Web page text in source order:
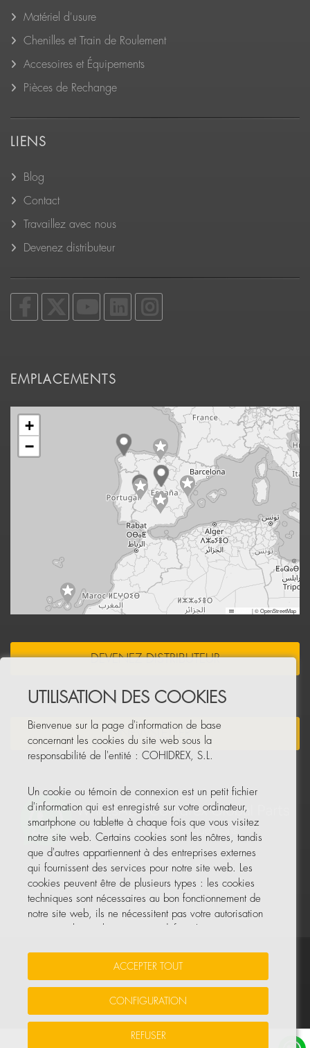
Matériel d'usure
Chenilles et Train de Roulement
Accesoires et Équipements
Pièces de Rechange
LIENS
Blog
Contact
Travaillez avec nous
Devenez distributeur
EMPLACEMENTS
+
−
|© OpenStreetMap
DEVENEZ DISTRIBUTEUR
NEWSLETTER
Vos données sont sécurisées • Protection des données
© Tous droits réservés, COHIDREX GLOBAL PARTS, S.L.U.
UTILISATION DES COOKIES
Bienvenue sur la page d'information de base
concernant les cookies du site web sous la
responsabilité de l'entité : COHIDREX, S.L.
Un cookie ou témoin de connexion est un petit fichier
d'information qui est enregistré sur votre ordinateur,
smartphone ou tablette à chaque fois que vous visitez
notre site web. Certains cookies sont les nôtres, tandis
que d'autres appartiennent à des entreprises externes
qui fournissent des services pour notre site web. Les
cookies peuvent être de plusieurs types : les cookies
techniques sont nécessaires au bon fonctionnement de
notre site web, ils ne nécessitent pas votre autorisation
goûts et intérêts personnels.
Vous pouvez accepter tous ces cookies en appuyant sur
le bouton ACCEPTER TOUT ou les configurer ou refuser
ACCEPTER TOUT
CONFIGURATION
REFUSER